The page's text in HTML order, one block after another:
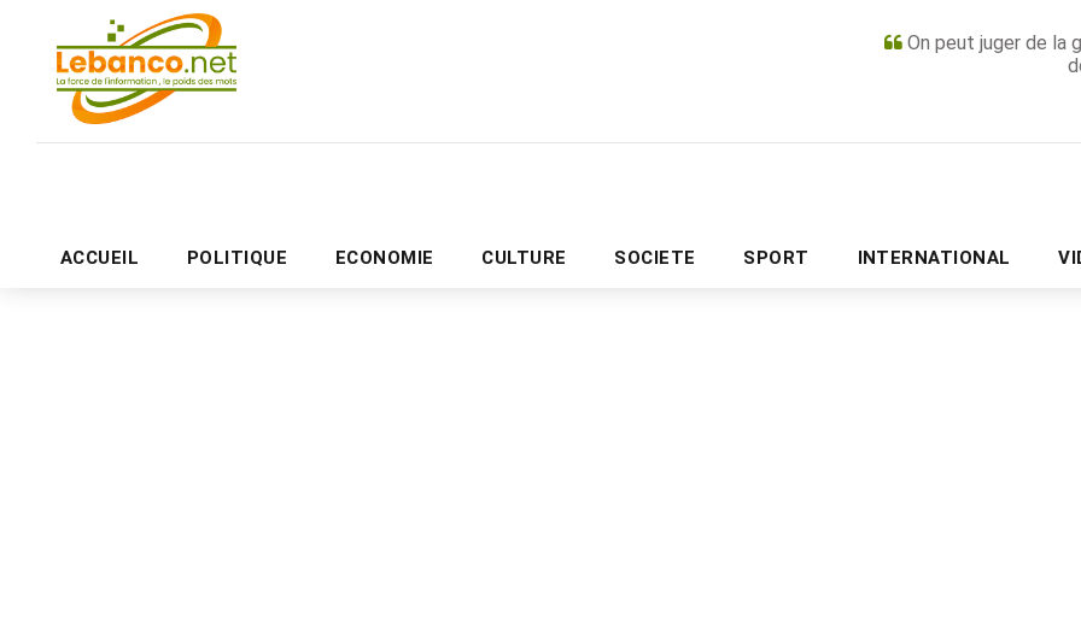
On peut juger de la
ACCUEIL POLITIQUE ECONOMIE CULTURE SOCIETE SPORT INTERNATIONAL
PUBLICITÉ